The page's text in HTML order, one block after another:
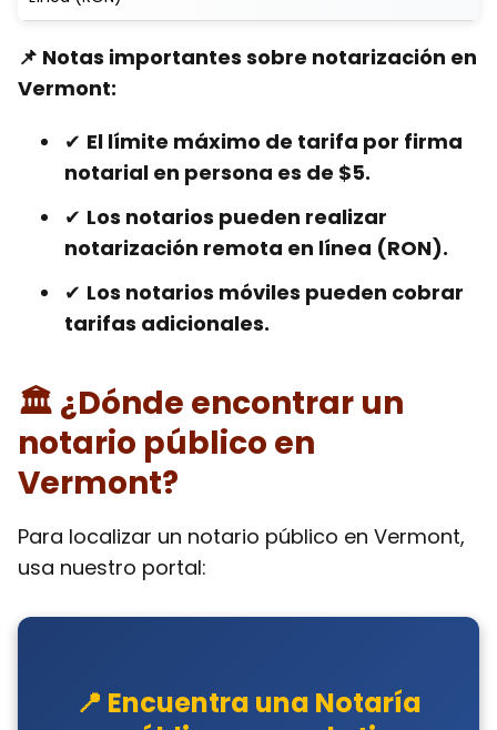
📌 Notas importantes sobre notarización en
Vermont:
✔ El límite máximo de tarifa por firma
notarial en persona es de $5.
✔ Los notarios pueden realizar
notarización remota en línea (RON).
✔ Los notarios móviles pueden cobrar
tarifas adicionales.
🏛 ¿Dónde encontrar un
notario público en
Vermont?
Para localizar un notario público en Vermont,
usa nuestro portal:
📍 Encuentra una Notaría